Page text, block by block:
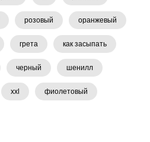
розовый оранжевый
грета как засыпать
черный шенилл
xxl фиолетовый